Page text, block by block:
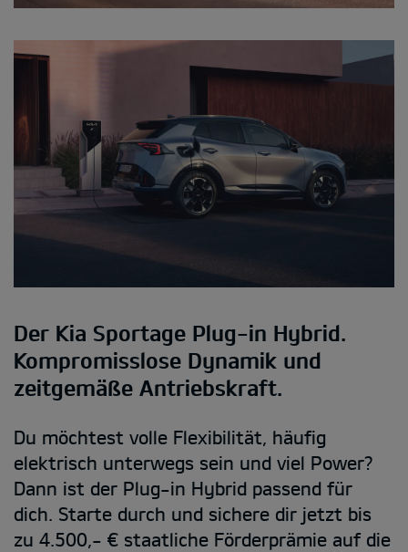
Der Kia Sportage Plug-in Hybrid.
Kompromisslose Dynamik und
zeitgemäße Antriebskraft.
Du möchtest volle Flexibilität, häufig
elektrisch unterwegs sein und viel Power?
Dann ist der Plug-in Hybrid passend für
dich. Starte durch und sichere dir jetzt bis
zu 4.500,- € staatliche Förderprämie auf die